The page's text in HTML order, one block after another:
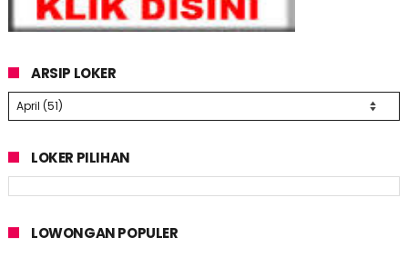
ARSIP LOKER
LOKER PILIHAN
LOWONGAN POPULER